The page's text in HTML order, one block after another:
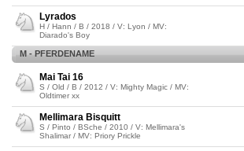
Lyrados
H / Hann / B / 2018 / V: Lyon / MV:
Diarado's Boy
M - PFERDENAME
Mai Tai 16
S / Old / B / 2012 / V: Mighty Magic / MV:
Oldtimer xx
Mellimara Bisquitt
S / Pinto / BSche / 2010 / V: Mellimara's
Shalimar / MV: Priory Prickle